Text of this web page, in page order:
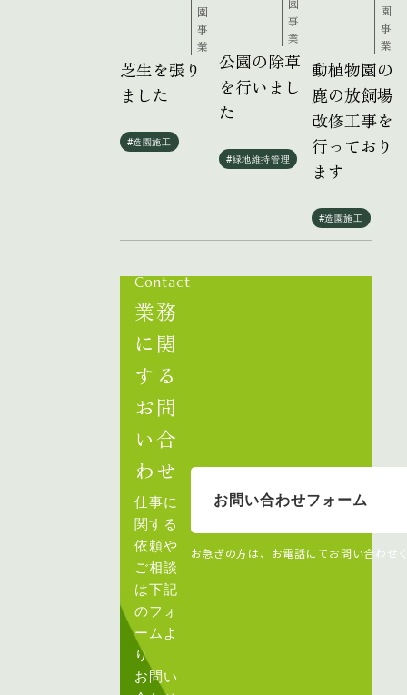
園
事
業
芝生を張り
ました
#造園施工
園
事
業
公園の除草
を行いまし
た
#緑地維持管理
園
事
業
動植物園の
鹿の放飼場
改修工事を
行っており
ます
#造園施工
Contact
業務
に関
する
お問
い合
わせ
仕事に
関する
依頼や
ご相談
は下記
のフォ
ームよ
り
お問い
お問い合わせフォーム
お急ぎの方は、お電話にてお問い合わせ